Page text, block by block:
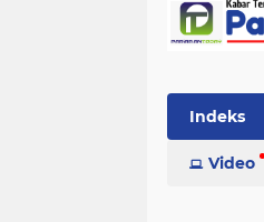
Indeks
Video